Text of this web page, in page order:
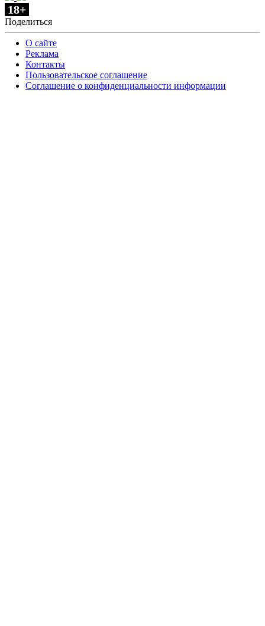
18+
Поделиться
О сайте
Реклама
Контакты
Пользовательское соглашение
Соглашение о конфиденциальности информации